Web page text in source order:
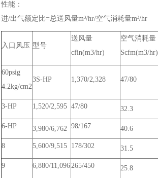
性能：
进/出气额定比=总送风量m³/hr/空气消耗量m³/hr
入口风压 型号
送风量
cfin(m3/hr)
空气消耗量
Scfm(m3/hr)
60psig
4.2kg/cm2
3S-HP 1,370/2,328 47/80
3-HP 1,520/2,595 47/80 32.3
6-HP 3,980/6,762 98/167 40.6
8 5,600/9,515 178/302 31.5
9 6,880/11,096265/450 25.8